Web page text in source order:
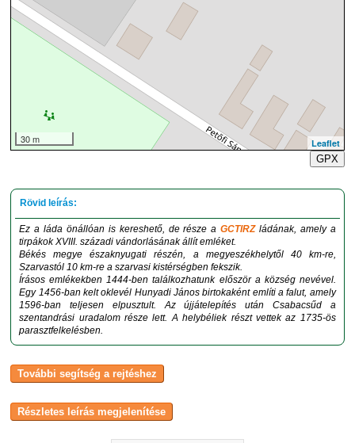
30 m
Leaflet
GPX
Ez a láda önállóan is kereshető, de része aGCTIRZládának, amely a
tirpákok XVIII. századi vándorlásának állít emléket.
Békés megye északnyugati részén, a megyeszékhelytől 40 km-re,
Szarvastól 10 km-re a szarvasi kistérségben fekszik.
Írásos emlékekben 1444-ben találkozhatunk először a község nevével.
Egy 1456-ban kelt oklevél Hunyadi János birtokaként említi a falut, amely
1596-ban teljesen elpusztult. Az újjátelepítés után Csabacsűd a
szentandrási uradalom része lett. A helybéliek részt vettek az 1735-ös
parasztfelkelésben.